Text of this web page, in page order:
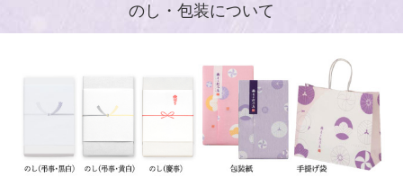
のし・包装について